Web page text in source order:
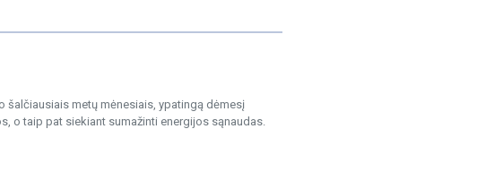
šalčiausiais metų mėnesiais, ypatingą dėmesį
o taip pat siekiant sumažinti energijos sąnaudas.